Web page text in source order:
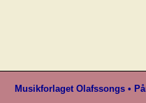
Musikforlaget Olafssongs •